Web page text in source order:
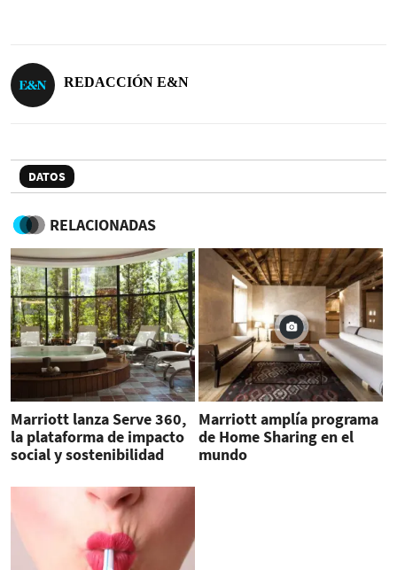
REDACCIÓN E&N
DATOS
RELACIONADAS
Marriott lanza Serve 360,
la plataforma de impacto
social y sostenibilidad
Marriott amplía programa
de Home Sharing en el
mundo